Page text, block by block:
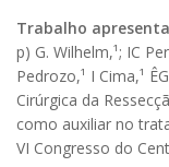
Trabalho
p) G. Wilhelm,¹; IC
Pedrozo,¹ I Cima,¹
Cirúrgica da
como auxiliar no
VI Congresso do